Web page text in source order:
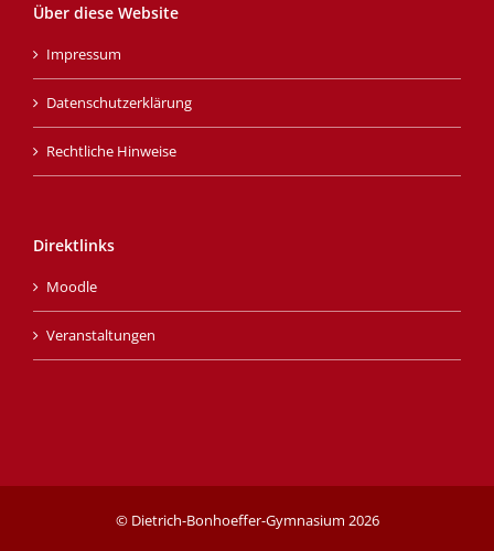
Über diese Website
Impressum
Datenschutzerklärung
Rechtliche Hinweise
Direktlinks
Moodle
Veranstaltungen
© Dietrich-Bonhoeffer-Gymnasium 2026